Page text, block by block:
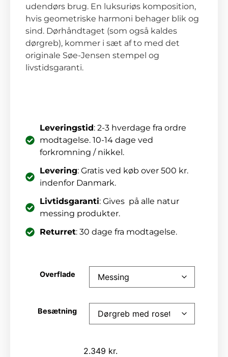
udendørs brug. En luksuriøs komposition,
hvis geometriske harmoni behager blik og
sind. Dørhåndtaget (som også kaldes
dørgreb), kommer i sæt af to med det
originale Søe-Jensen stempel og
livstidsgaranti.
Leveringstid: 2-3 hverdage fra ordre
modtagelse. 10-14 dage ved
forkromning / nikkel.
Levering: Gratis ved køb over 500 kr.
indenfor Danmark.
Livtidsgaranti: Gives på alle natur
messing produkter.
Returret: 30 dage fra modtagelse.
Overflade
Besætning
2.349 kr.